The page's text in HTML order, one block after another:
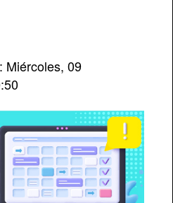
Miércoles, 09